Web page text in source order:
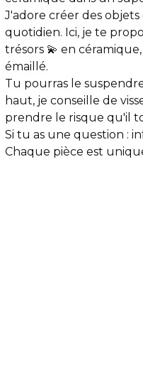
J'adore créer des
quotidien. Ici, je te
trésors 💫 en
émaillé.
Tu pourras le
haut, je conseille de
prendre le risque qu'il
Si tu as une question :
Chaque pièce est